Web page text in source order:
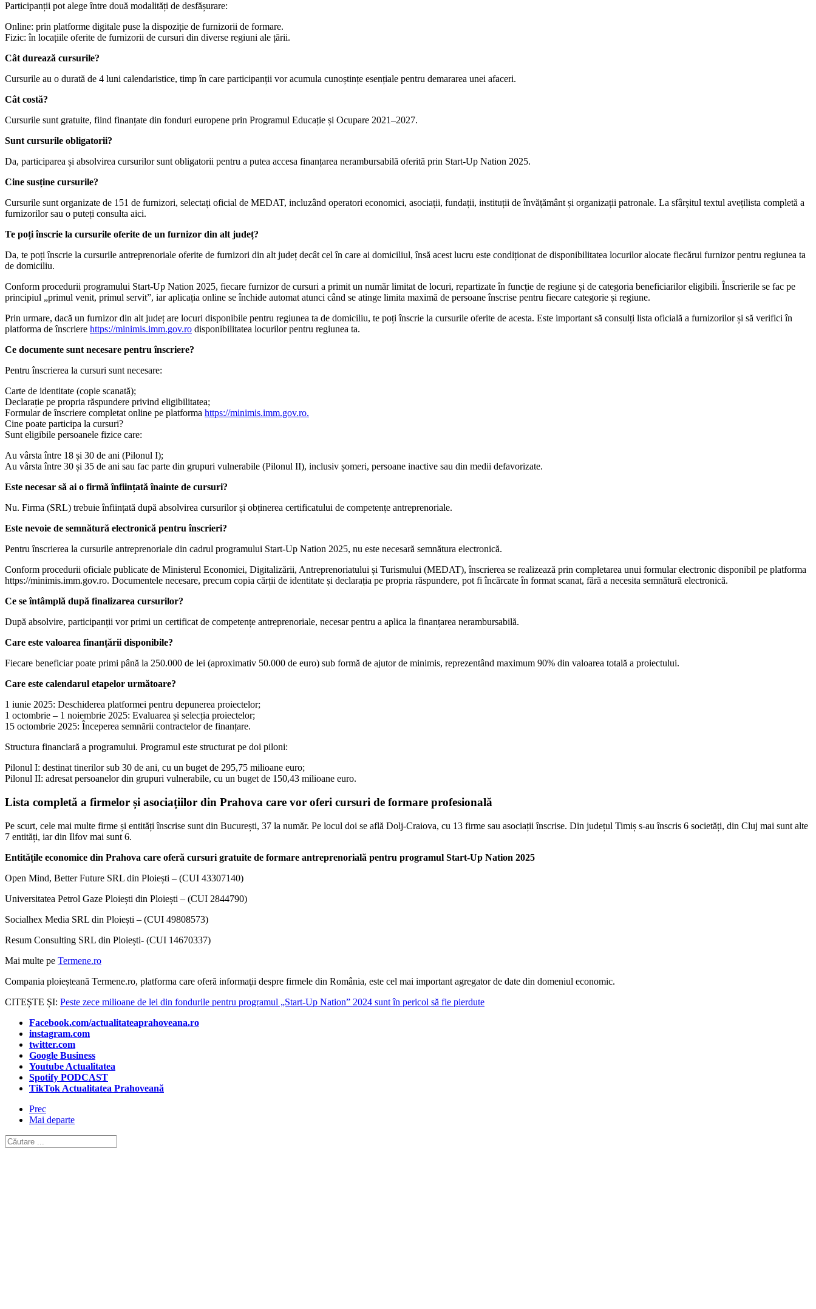
Participanții pot alege între două modalități de desfășurare:
Online: prin platforme digitale puse la dispoziție de furnizorii de formare.
Fizic: în locațiile oferite de furnizorii de cursuri din diverse regiuni ale țării.
Cât durează cursurile?
Cursurile au o durată de 4 luni calendaristice, timp în care participanții vor acumula cunoștințe esențiale pentru demararea unei afaceri.
Cât costă?
Cursurile sunt gratuite, fiind finanțate din fonduri europene prin Programul Educație și Ocupare 2021–2027.
Sunt cursurile obligatorii?
Da, participarea și absolvirea cursurilor sunt obligatorii pentru a putea accesa finanțarea nerambursabilă oferită prin Start-Up Nation 2025.
Cine susține cursurile?
Cursurile sunt organizate de 151 de furnizori, selectați oficial de MEDAT, incluzând operatori economici, asociații, fundații, instituții de învățământ și organizații patronale. La sfârșitul textul avețilista completă a
furnizorilor sau o puteți consulta aici.
Te poți înscrie la cursurile oferite de un furnizor din alt județ?
Da, te poți înscrie la cursurile antreprenoriale oferite de furnizori din alt județ decât cel în care ai domiciliul, însă acest lucru este condiționat de disponibilitatea locurilor alocate fiecărui furnizor pentru regiunea ta
de domiciliu.
Conform procedurii programului Start-Up Nation 2025, fiecare furnizor de cursuri a primit un număr limitat de locuri, repartizate în funcție de regiune și de categoria beneficiarilor eligibili. Înscrierile se fac pe
principiul „primul venit, primul servit”, iar aplicația online se închide automat atunci când se atinge limita maximă de persoane înscrise pentru fiecare categorie și regiune.
Prin urmare, dacă un furnizor din alt județ are locuri disponibile pentru regiunea ta de domiciliu, te poți înscrie la cursurile oferite de acesta. Este important să consulți lista oficială a furnizorilor și să verifici în
platforma de înscriere https://minimis.imm.gov.ro disponibilitatea locurilor pentru regiunea ta.
Ce documente sunt necesare pentru înscriere?
Pentru înscrierea la cursuri sunt necesare:
Carte de identitate (copie scanată);
Declarație pe propria răspundere privind eligibilitatea;
Formular de înscriere completat online pe platforma https://minimis.imm.gov.ro.
Cine poate participa la cursuri?
Sunt eligibile persoanele fizice care:
Au vârsta între 18 și 30 de ani (Pilonul I);
Au vârsta între 30 și 35 de ani sau fac parte din grupuri vulnerabile (Pilonul II), inclusiv șomeri, persoane inactive sau din medii defavorizate.
Este necesar să ai o firmă înființată înainte de cursuri?
Nu. Firma (SRL) trebuie înființată după absolvirea cursurilor și obținerea certificatului de competențe antreprenoriale.
Este nevoie de semnătură electronică pentru înscrieri?
Pentru înscrierea la cursurile antreprenoriale din cadrul programului Start-Up Nation 2025, nu este necesară semnătura electronică.
Conform procedurii oficiale publicate de Ministerul Economiei, Digitalizării, Antreprenoriatului și Turismului (MEDAT), înscrierea se realizează prin completarea unui formular electronic disponibil pe platforma
https://minimis.imm.gov.ro. Documentele necesare, precum copia cărții de identitate și declarația pe propria răspundere, pot fi încărcate în format scanat, fără a necesita semnătură electronică.
Ce se întâmplă după finalizarea cursurilor?
După absolvire, participanții vor primi un certificat de competențe antreprenoriale, necesar pentru a aplica la finanțarea nerambursabilă.
Care este valoarea finanțării disponibile?
Fiecare beneficiar poate primi până la 250.000 de lei (aproximativ 50.000 de euro) sub formă de ajutor de minimis, reprezentând maximum 90% din valoarea totală a proiectului.
Care este calendarul etapelor următoare?
1 iunie 2025: Deschiderea platformei pentru depunerea proiectelor;
1 octombrie – 1 noiembrie 2025: Evaluarea și selecția proiectelor;
15 octombrie 2025: Începerea semnării contractelor de finanțare.
Structura financiară a programului. Programul este structurat pe doi piloni:
Pilonul I: destinat tinerilor sub 30 de ani, cu un buget de 295,75 milioane euro;
Pilonul II: adresat persoanelor din grupuri vulnerabile, cu un buget de 150,43 milioane euro.
Lista completă a firmelor și asociațiilor din Prahova care vor oferi cursuri de formare profesională
Pe scurt, cele mai multe firme și entități înscrise sunt din București, 37 la număr. Pe locul doi se află Dolj-Craiova, cu 13 firme sau asociații înscrise. Din județul Timiș s-au înscris 6 societăți, din Cluj mai sunt alte
7 entități, iar din Ilfov mai sunt 6.
Entitățile economice din Prahova care oferă cursuri gratuite de formare antreprenorială pentru programul Start-Up Nation 2025
Open Mind, Better Future SRL din Ploiești – (CUI 43307140)
Universitatea Petrol Gaze Ploiești din Ploiești – (CUI 2844790)
Socialhex Media SRL din Ploiești – (CUI 49808573)
Resum Consulting SRL din Ploiești- (CUI 14670337)
Mai multe pe Termene.ro
Compania ploieșteană Termene.ro, platforma care oferă informaţii despre firmele din România, este cel mai important agregator de date din domeniul economic.
CITEȘTE ȘI: Peste zece milioane de lei din fondurile pentru programul „Start-Up Nation” 2024 sunt în pericol să fie pierdute
Facebook.com/actualitateaprahoveana.ro
instagram.com
twitter.com
Google Business
Youtube Actualitatea
Spotify PODCAST
TikTok Actualitatea Prahoveană
Prec
Mai departe